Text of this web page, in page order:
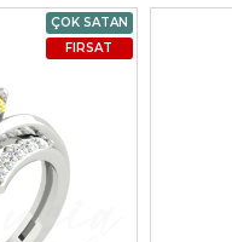
ÇOK SATAN
FIRSAT